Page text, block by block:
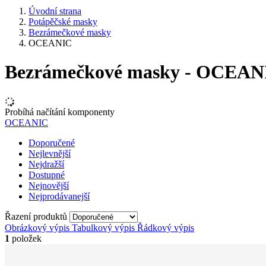
Úvodní strana
Potápěčské masky
Bezrámečkové masky
OCEANIC
Bezrámečkové masky -
Probíhá načítání komponenty
OCEANIC
Doporučené
Nejlevnější
Nejdražší
Dostupné
Nejnovější
Nejprodávanejší
Řazení produktů
Obrázkový výpis Tabulkový výpis Řádkový výpis
1 položek